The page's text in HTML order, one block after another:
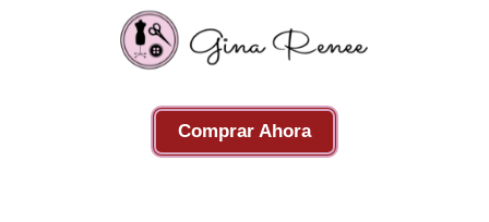
Comprar Ahora